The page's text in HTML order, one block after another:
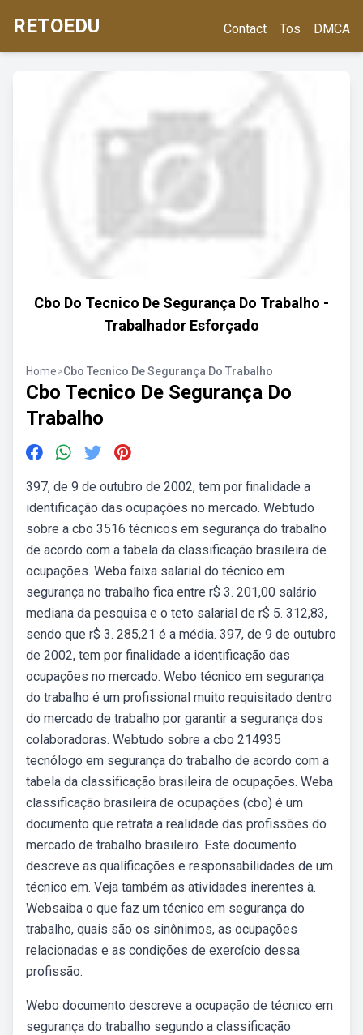
RETOEDU Contact Tos DMCA
Cbo Do Tecnico De Segurança Do Trabalho -
Trabalhador Esforçado
Home>Cbo Tecnico De Segurança Do Trabalho
Cbo Tecnico De Segurança Do
Trabalho
397, de 9 de outubro de 2002, tem por finalidade a
identificação das ocupações no mercado. Webtudo
sobre a cbo 3516 técnicos em segurança do trabalho
de acordo com a tabela da classificação brasileira de
ocupações. Weba faixa salarial do técnico em
segurança no trabalho fica entre r$ 3. 201,00 salário
mediana da pesquisa e o teto salarial de r$ 5. 312,83,
sendo que r$ 3. 285,21 é a média. 397, de 9 de outubro
de 2002, tem por finalidade a identificação das
ocupações no mercado. Webo técnico em segurança
do trabalho é um profissional muito requisitado dentro
do mercado de trabalho por garantir a segurança dos
colaboradoras. Webtudo sobre a cbo 214935
tecnólogo em segurança do trabalho de acordo com a
tabela da classificação brasileira de ocupações. Weba
classificação brasileira de ocupações (cbo) é um
documento que retrata a realidade das profissões do
mercado de trabalho brasileiro. Este documento
descreve as qualificações e responsabilidades de um
técnico em. Veja também as atividades inerentes à.
Websaiba o que faz um técnico em segurança do
trabalho, quais são os sinônimos, as ocupações
relacionadas e as condições de exercício dessa
profissão.
Webo documento descreve a ocupação de técnico em
segurança do trabalho segundo a classificação